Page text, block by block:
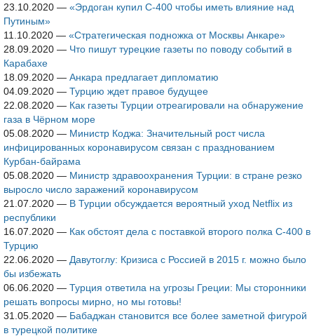
23.10.2020 — «Эрдоган купил С-400 чтобы иметь влияние над
Путиным»
11.10.2020 — «Стратегическая подножка от Москвы Анкаре»
28.09.2020 — Что пишут турецкие газеты по поводу событий в
Карабахе
18.09.2020 — Анкара предлагает дипломатию
04.09.2020 — Турцию ждет правое будущее
22.08.2020 — Как газеты Турции отреагировали на обнаружение
газа в Чёрном море
05.08.2020 — Министр Коджа: Значительный рост числа
инфицированных коронавирусом связан с празднованием
Курбан-байрама
05.08.2020 — Министр здравоохранения Турции: в стране резко
выросло число заражений коронавирусом
21.07.2020 — В Турции обсуждается вероятный уход Netflix из
республики
16.07.2020 — Как обстоят дела с поставкой второго полка С-400 в
Турцию
22.06.2020 — Давутоглу: Кризиса с Россией в 2015 г. можно было
бы избежать
06.06.2020 — Турция ответила на угрозы Греции: Мы сторонники
решать вопросы мирно, но мы готовы!
31.05.2020 — Бабаджан становится все более заметной фигурой
в турецкой политике